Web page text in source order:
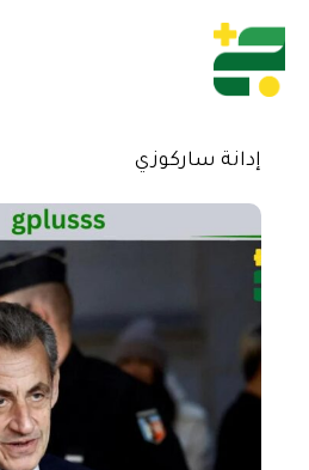
إدانة ساركوزي